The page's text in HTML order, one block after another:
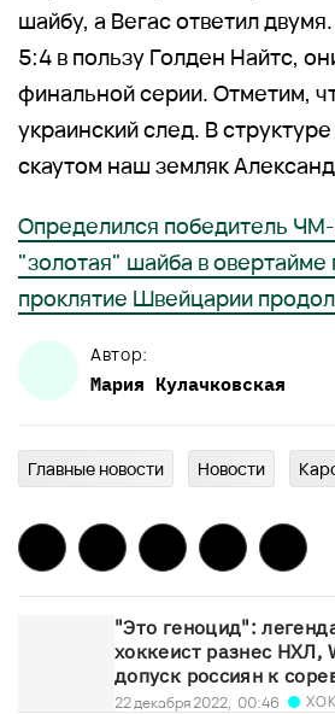
шайбу, а Вегас ответил
5:4 в пользу Голден Найтс,
финальной серии. Отметим,
украинский след. В
скаутом наш земляк
Определился победитель
"золотая" шайба в овертайме
проклятие Швейцарии
Автор:
Мария Кулачковская
Главныe новости Новости
"Это геноцид":
хоккеист разнес НХЛ,
допуск россиян к
22 декабря 2022, 00:46